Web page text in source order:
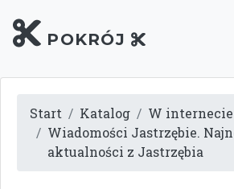
POKRÓJ
Start Katalog
W internecie
Wiadomości Jastrzębie.
aktualności z Jastrzębia